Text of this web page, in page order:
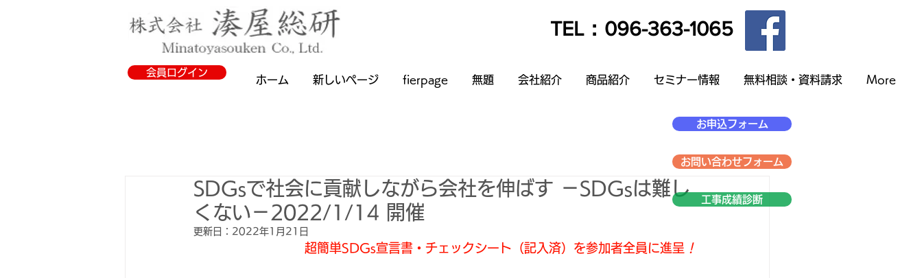
工事成績診断
お問い合わせフォーム
お申込フォーム
TEL：096-363-1065
会員ログイン
ホーム 新しいページ fierpage 無題 会社紹介 商品紹介 セミナー情報 無料相談・資料請求 More
SDGsで社会に貢献しながら会社を伸ばす －SDGsは難し
くない－2022/1/14 開催
更新日： 2022年1月21日
超簡単SDGs宣言書・チェックシート（記入済）を参加者全員に進呈 ！